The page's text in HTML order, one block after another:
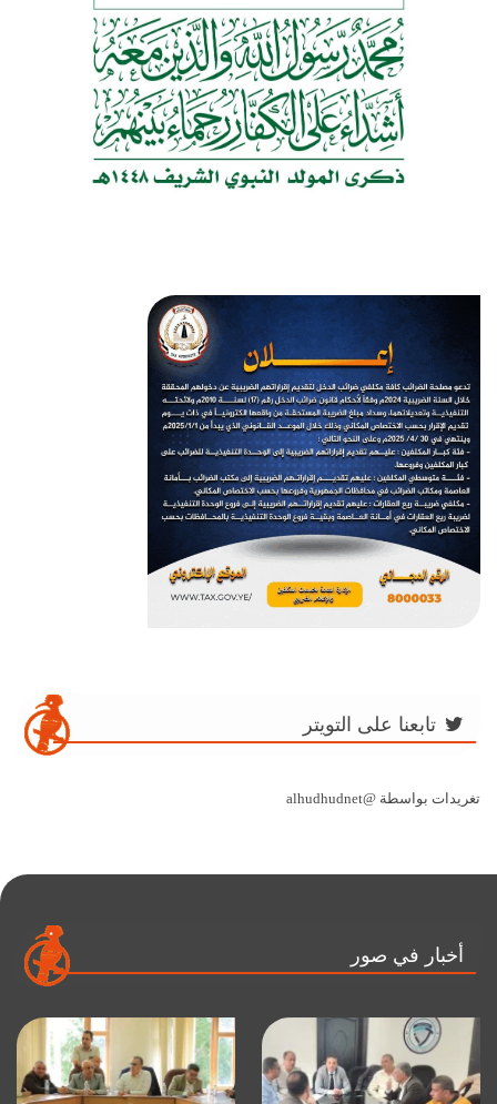
تابعنا على التويتر
تغريدات بواسطة @alhudhudnet
أخبار في صور